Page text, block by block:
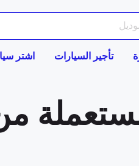
تأجير السيارات اشتر
سيارة فضي